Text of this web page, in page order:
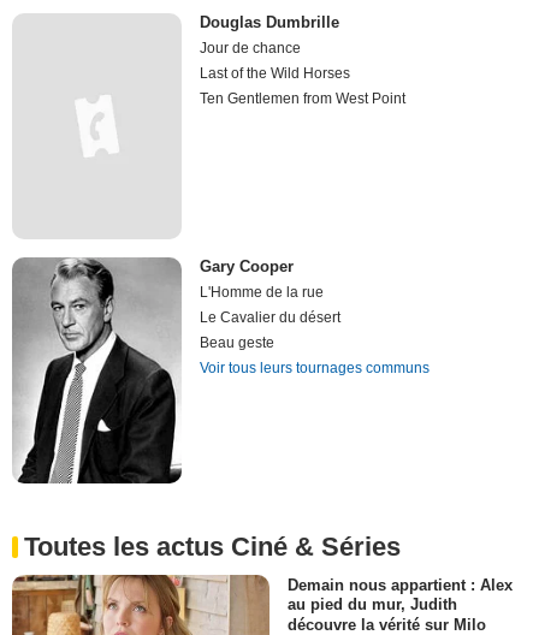
Douglas Dumbrille
Jour de chance
Last of the Wild Horses
Ten Gentlemen from West Point
Gary Cooper
L'Homme de la rue
Le Cavalier du désert
Beau geste
Voir tous leurs tournages communs
Toutes les actus Ciné & Séries
Demain nous appartient : Alex
au pied du mur, Judith
découvre la vérité sur Milo